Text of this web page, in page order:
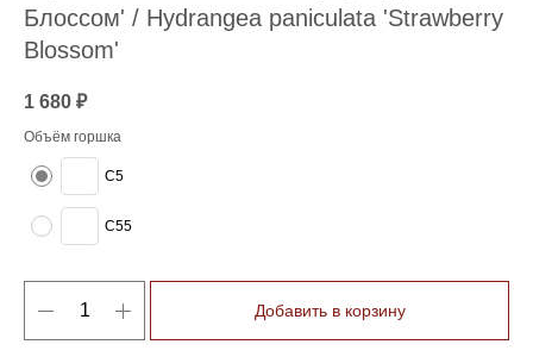
Блоссом' / Hydrangea paniculata 'Strawberry
Blossom'
1 680 ₽
Объём горшка
C5
C55
Добавить в корзину